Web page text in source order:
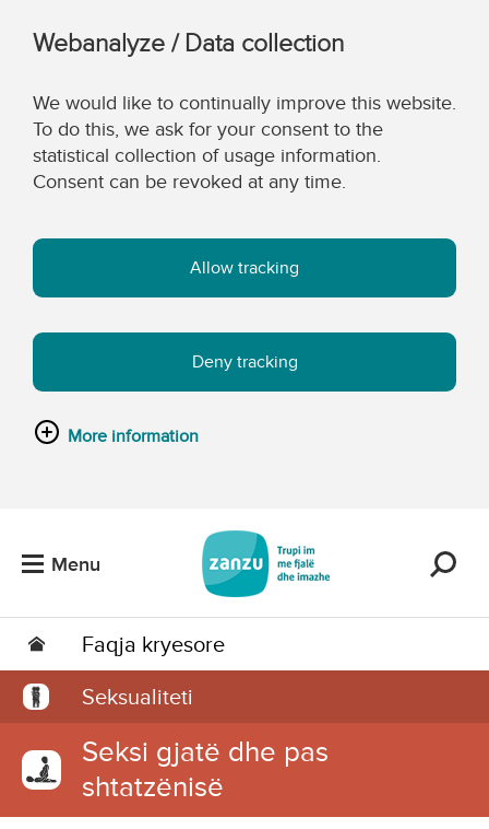
Webanalyze / Data collection
We would like to continually improve this website.
To do this, we ask for your consent to the
statistical collection of usage information.
Consent can be revoked at any time.
Allow tracking
Deny tracking
More information
Menu
Faqja kryesore
Seksualiteti
Seksi gjatë dhe pas
shtatzënisë